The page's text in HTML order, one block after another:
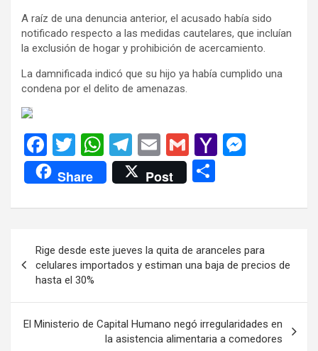
A raíz de una denuncia anterior, el acusado había sido
notificado respecto a las medidas cautelares, que incluían
la exclusión de hogar y prohibición de acercamiento.
La damnificada indicó que su hijo ya había cumplido una
condena por el delito de amenazas.
F
a
ce
b
o
k
T
wi
tt
er
W
h
at
s
p
T
el
e
gr
m
E
m
ail
G
m
ail
Y
o
M
n
er
Share Post
m
ar
de
entradas
Rige desde este jueves la quita de aranceles para
celulares importados y estiman una baja de precios de
hasta el 30%
El Ministerio de Capital Humano negó irregularidades en
la asistencia alimentaria a comedores